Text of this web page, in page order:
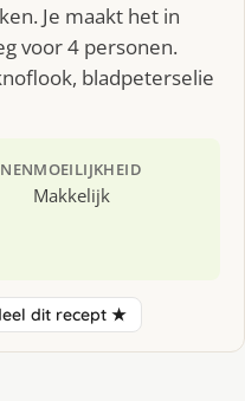
Je maakt het in
voor 4 personen.
bladpeterselie
MOEILIJKHEID
Makkelijk
dit recept ★